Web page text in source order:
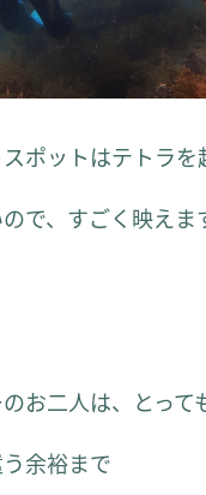
ポットはテトラ
で、すごく映えま
お二人は、とって
余裕まで